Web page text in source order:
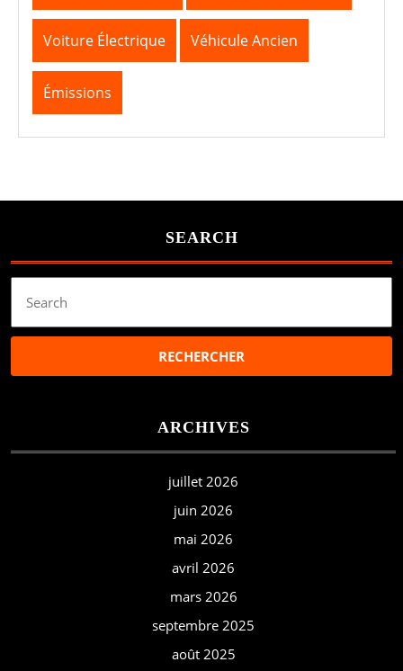
Voiture Électrique Véhicule Ancien
Émissions
SEARCH
for:
ARCHIVES
juillet 2026
juin 2026
mai 2026
avril 2026
mars 2026
septembre 2025
août 2025